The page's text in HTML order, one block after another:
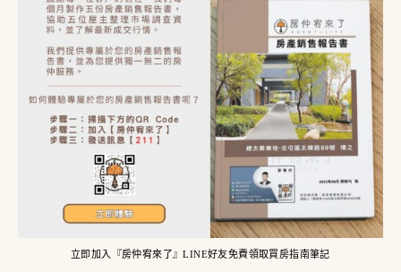
立即加入『房仲宥來了』LINE好友免費領取買房指南筆記